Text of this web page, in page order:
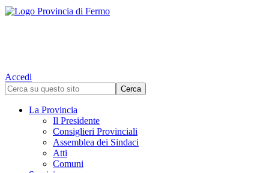
Accedi
La Provincia
Il Presidente
Consiglieri Provinciali
Assemblea dei Sindaci
Atti
Comuni